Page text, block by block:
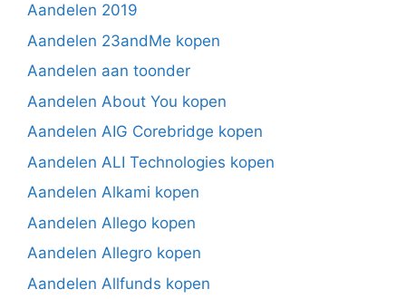
Aandelen 2019
Aandelen 23andMe kopen
Aandelen aan toonder
Aandelen About You kopen
Aandelen AIG Corebridge kopen
Aandelen ALI Technologies kopen
Aandelen Alkami kopen
Aandelen Allego kopen
Aandelen Allegro kopen
Aandelen Allfunds kopen